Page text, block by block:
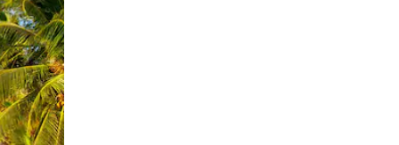
glisser.